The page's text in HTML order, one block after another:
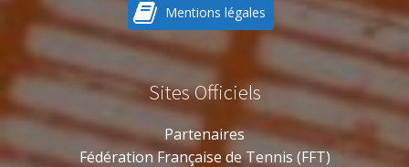
Mentions légales
Sites Officiels
Partenaires
Fédération Française de Tennis (FFT)